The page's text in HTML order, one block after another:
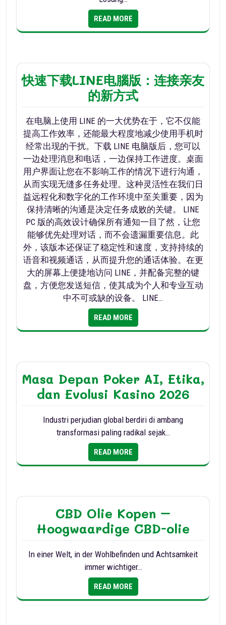
READ MORE
快速下载LINE电腦版：连接亲友
的新方式
在电脑上使用 LINE 的一大优势在于，它不仅能
提高工作效率，还能最大程度地减少使用手机时
经常出现的干扰。下载 LINE 电脑版后，您可以
一边处理消息和电话，一边保持工作进度。桌面
用户界面让您在不影响工作的情况下进行沟通，
从而实现无缝多任务处理。这种灵活性在我们日
益远程化和数字化的工作环境中至关重要，因为
保持清晰的沟通是决定任务成败的关键。 LINE
PC 版的高效设计确保所有通知一目了然，让您
能够优先处理对话，而不会遗漏重要信息。此
外，该版本还保证了稳定性和速度，支持持续的
语音和视频通话，从而提升您的通话体验。在更
大的屏幕上便捷地访问 LINE，并配备完整的键
盘，方便您发送短信，使其成为个人和专业互动
中不可或缺的设备。 LINE…
READ MORE
Masa Depan Poker AI, Etika,
dan Evolusi Kasino 2026
Industri perjudian global berdiri di ambang
transformasi paling radikal sejak…
READ MORE
CBD Olie Kopen –
Hoogwaardige CBD-olie
In einer Welt, in der Wohlbefinden und Achtsamkeit
immer wichtiger…
READ MORE